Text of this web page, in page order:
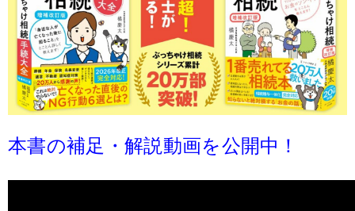
本書の補足・解説動画を公開中！